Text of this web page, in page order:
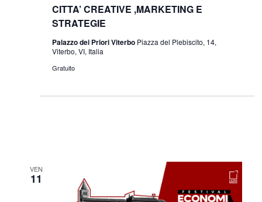
CITTA’ CREATIVE ,MARKETING E
STRATEGIE
Palazzo dei Priori Viterbo Piazza del Plebiscito, 14,
Viterbo, VI, Italia
Gratuito
VEN
11